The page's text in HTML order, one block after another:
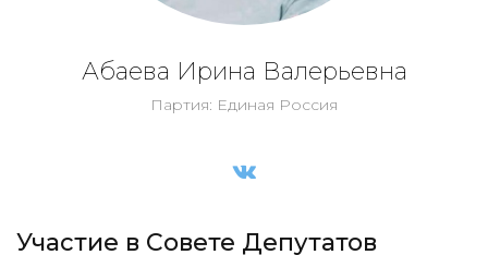
Абаева Ирина Валерьевна
Партия: Единая Россия
Участие в Совете Депутатов